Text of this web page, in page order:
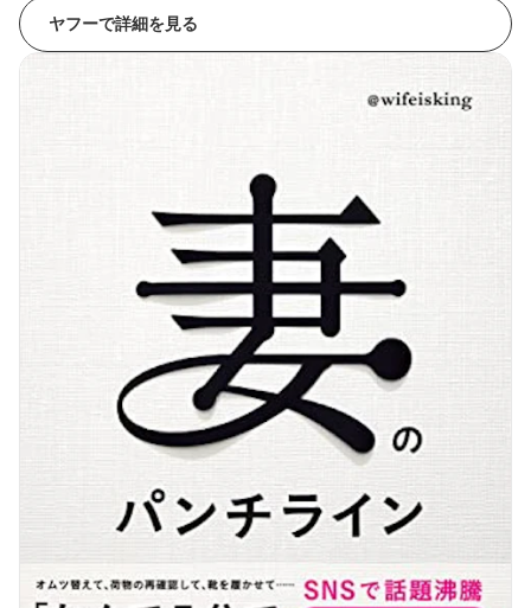
ヤフーで詳細を見る